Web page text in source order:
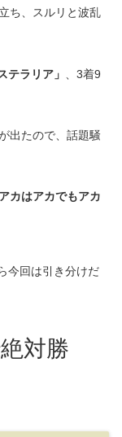
ち、スルリと波乱
テラリア」
、3着9
出たので、話題騒
アカはアカでもアカ
今回は引き分けだ
対勝